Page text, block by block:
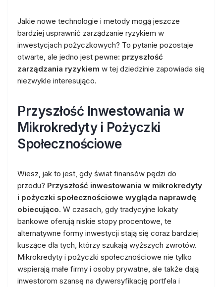
Jakie nowe technologie i metody mogą jeszcze
bardziej usprawnić zarządzanie ryzykiem w
inwestycjach pożyczkowych? To pytanie pozostaje
otwarte, ale jedno jest pewne: przyszłość
zarządzania ryzykiem w tej dziedzinie zapowiada się
niezwykle interesująco.
Przyszłość Inwestowania w
Mikrokredyty i Pożyczki
Społecznościowe
Wiesz, jak to jest, gdy świat finansów pędzi do
przodu? Przyszłość inwestowania w mikrokredyty
i pożyczki społecznościowe wygląda naprawdę
obiecująco. W czasach, gdy tradycyjne lokaty
bankowe oferują niskie stopy procentowe, te
alternatywne formy inwestycji stają się coraz bardziej
kuszące dla tych, którzy szukają wyższych zwrotów.
Mikrokredyty i pożyczki społecznościowe nie tylko
wspierają małe firmy i osoby prywatne, ale także dają
inwestorom szansę na dywersyfikację portfela i